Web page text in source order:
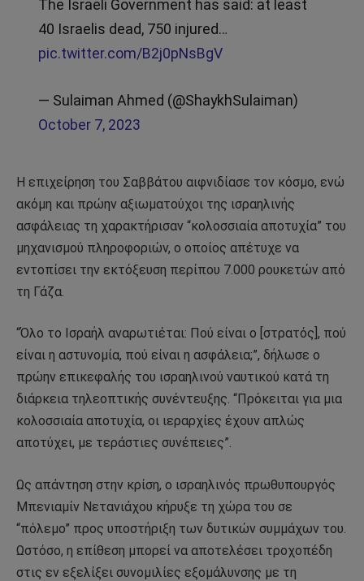
The Israeli Government has said: at least
40 Israelis dead, 750 injured…
pic.twitter.com/B2j0pNsBgV
— Sulaiman Ahmed (@ShaykhSulaiman)
October 7, 2023
Η επιχείρηση του Σαββάτου αιφνιδίασε τον κόσμο, ενώ
ακόμη και πρώην αξιωματούχοι της ισραηλινής
ασφάλειας τη χαρακτήρισαν “κολοσσιαία αποτυχία” του
μηχανισμού πληροφοριών, ο οποίος απέτυχε να
εντοπίσει την εκτόξευση περίπου 7.000 ρουκετών από
τη Γάζα.
“Όλο το Ισραήλ αναρωτιέται: Πού είναι ο [στρατός], πού
είναι η αστυνομία, πού είναι η ασφάλεια;”, δήλωσε ο
πρώην επικεφαλής του ισραηλινού ναυτικού κατά τη
διάρκεια τηλεοπτικής συνέντευξης. “Πρόκειται για μια
κολοσσιαία αποτυχία, οι ιεραρχίες έχουν απλώς
αποτύχει, με τεράστιες συνέπειες”.
Ως απάντηση στην κρίση, ο ισραηλινός πρωθυπουργός
Μπενιαμίν Νετανιάχου κήρυξε τη χώρα του σε
“πόλεμο” προς υποστήριξη των δυτικών συμμάχων του.
Ωστόσο, η επίθεση μπορεί να αποτελέσει τροχοπέδη
στις εν εξελίξει συνομιλίες εξομάλυνσης με τη